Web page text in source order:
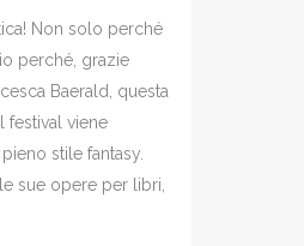
Non solo perché
perché, grazie
Baerald, questa
festival viene
stile fantasy.
sue opere per libri,